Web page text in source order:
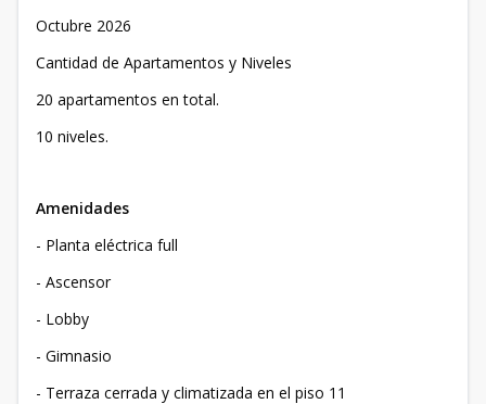
Octubre 2026
Cantidad de Apartamentos y Niveles
20 apartamentos en total.
10 niveles.
Amenidades
- Planta eléctrica full
- Ascensor
- Lobby
- Gimnasio
- Terraza cerrada y climatizada en el piso 11